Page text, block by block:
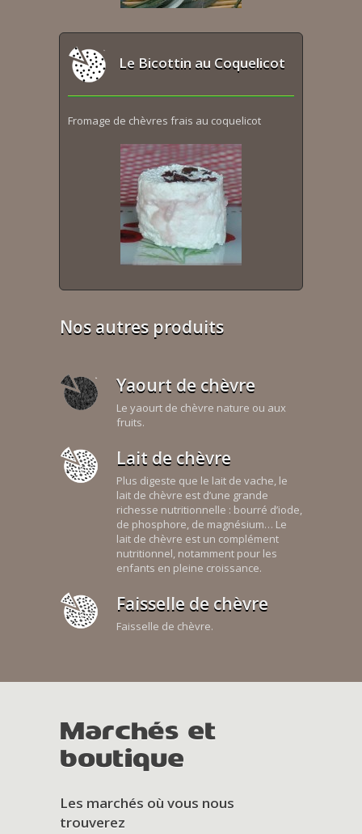
Le Bicottin au Coquelicot
Fromage de chèvres frais au coquelicot
Nos autres produits
Yaourt de chèvre
Le yaourt de chèvre nature ou aux
fruits.
Lait de chèvre
Plus digeste que le lait de vache, le
lait de chèvre est d’une grande
richesse nutritionnelle : bourré d’iode,
de phosphore, de magnésium… Le
lait de chèvre est un complément
nutritionnel, notamment pour les
enfants en pleine croissance.
Faisselle de chèvre
Faisselle de chèvre.
Marchés et
boutique
Les marchés où vous nous
trouverez